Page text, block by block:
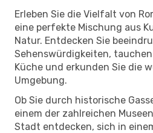
Erleben Sie die Vielfalt von
eine perfekte Mischung aus
Natur. Entdecken Sie
Sehenswürdigkeiten,
Küche und erkunden Sie die
Umgebung.
Ob Sie durch historische
einem der zahlreichen
Stadt entdecken, sich in